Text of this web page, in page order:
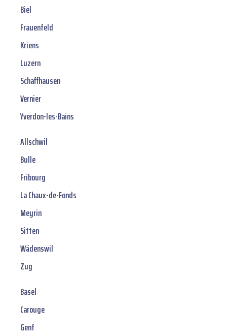
Biel
Frauenfeld
Kriens
Luzern
Schaffhausen
Vernier
Yverdon-les-Bains
Allschwil
Bulle
Fribourg
La Chaux-de-Fonds
Meyrin
Sitten
Wädenswil
Zug
Basel
Carouge
Genf